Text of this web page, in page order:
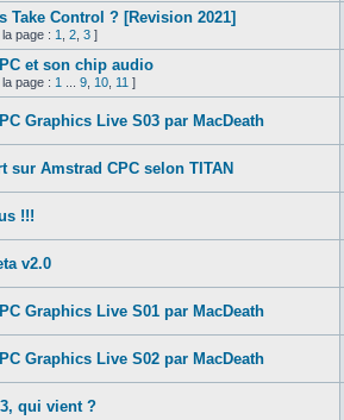
Take Control ? [Revision 2021]
page : 1 2 3 ]
et son chip audio
page : 1 9 10 11 ]
Graphics Live S03 par MacDeath
sur Amstrad CPC selon TITAN
!!!
v2.0
Graphics Live S01 par MacDeath
Graphics Live S02 par MacDeath
qui vient ?